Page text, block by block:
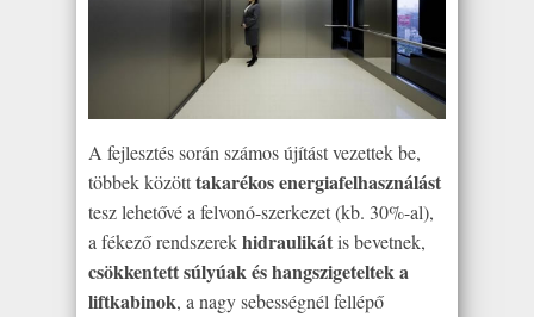
A fejlesztés során számos újítást vezettek be,
többek közötttakarékos energiafelhasználást
tesz lehetővé a felvonó-szerkezet (kb. 30%-al),
a fékező rendszerekhidraulikátis bevetnek,
csökkentett súlyúak és hangszigeteltek a
liftkabinok, a nagy sebességnél fellépő